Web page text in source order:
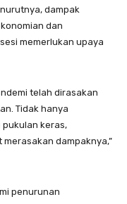
dampak
dan
memerlukan upaya
telah dirasakan
Tidak hanya
pukulan keras,
dampaknya,”
penurunan